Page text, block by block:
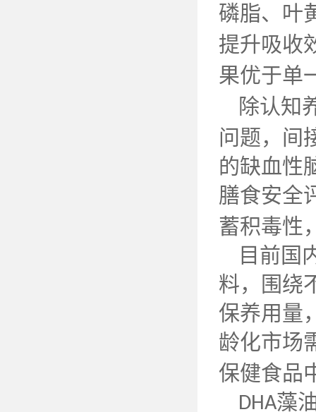
磷脂、叶
提升吸收
果优于单
除认知
问题，间
的缺血性
膳食安全
蓄积毒性
目前国
料，围绕
保养用量
龄化市场
保健食品
DHA藻